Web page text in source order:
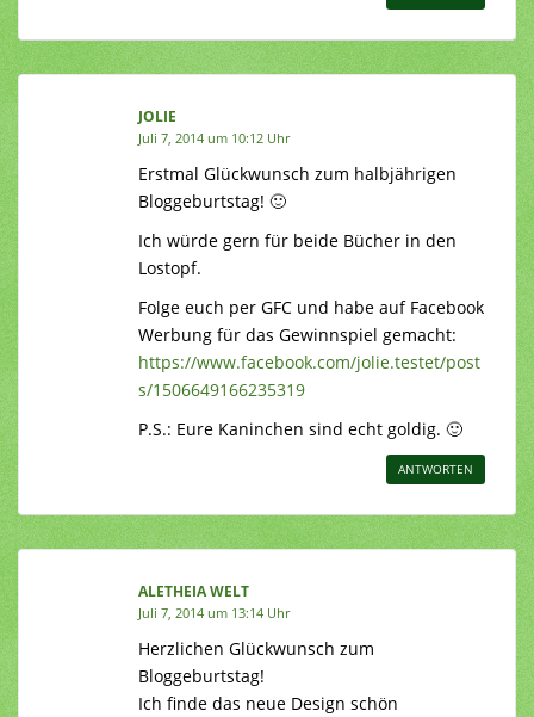
JOLIE
Juli 7, 2014 um 10:12 Uhr
Erstmal Glückwunsch zum halbjährigen
Bloggeburtstag! 🙂
Ich würde gern für beide Bücher in den
Lostopf.
Folge euch per GFC und habe auf Facebook
Werbung für das Gewinnspiel gemacht:
https://www.facebook.com/jolie.testet/post
s/1506649166235319
P.S.: Eure Kaninchen sind echt goldig. 🙂
ANTWORTEN
ALETHEIA WELT
Juli 7, 2014 um 13:14 Uhr
Herzlichen Glückwunsch zum
Bloggeburtstag!
Ich finde das neue Design schön